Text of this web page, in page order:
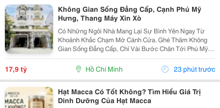
Không Gian Sống Đẳng Cấp, Cạnh Phú Mỹ
Hưng, Thang Máy Xin Xò
Có Những Ngôi Nhà Mang Lại Sự Bình Yên Ngay Từ
Khoảnh Khắc Chạm Mở Cánh Cửa. Ghé Thăm Không
Gian Sống Đẳng Cấp, Chỉ Vài Bước Chân Tới Phú Mỹ
Hưng: - Vị Trí: Kdc Tân Mỹ, Đường Rộng 20M Thông
Thoáng - Diện Tích: 5 &Times; 18M &Bull; 1 Trệt 3 Lầu...
17,9 tỷ Hồ Chí Minh 23 phút trước
Hạt Macca Có Tốt Không? Tìm Hiểu Giá Trị
Dinh Dưỡng Của Hạt Macca